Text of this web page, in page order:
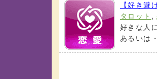
【好き
タロット ,
好きな人
あるいは